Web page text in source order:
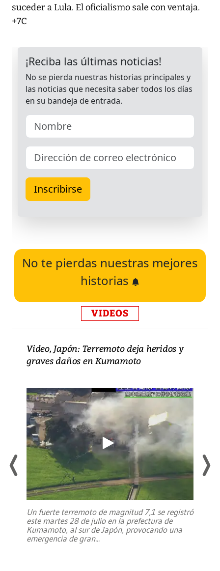
suceder a Lula. El oficialismo sale con ventaja.
+7C
No te pierdas nuestras mejores
historias
VIDEOS
Video, Japón: Terremoto deja heridos y
graves daños en Kumamoto
Un fuerte terremoto de magnitud 7,1 se registró
este martes 28 de julio en la prefectura de
Kumamoto, al sur de Japón, provocando una
emergencia de gran...